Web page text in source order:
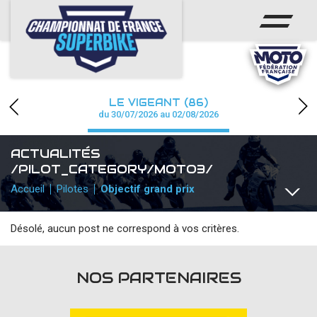
ACCUEIL
CHAMPIONNAT
CALENDRIER
RÉSULTATS
PHOTOS / WEB TV
PARTENAIRES
PRESSE
PRESSE
LE VIGEANT (86)
du 30/07/2026 au 02/08/2026
ACTUALITÉS
/PILOT_CATEGORY/MOTO3/
Accueil Pilotes Objectif grand prix
Désolé, aucun post ne correspond à vos critères.
NOS PARTENAIRES